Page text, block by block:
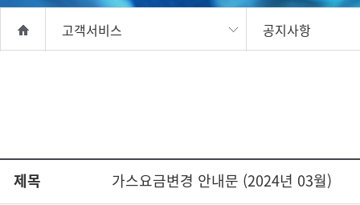
고객서비스 공지사항
제목 가스요금변경 안내문 (2024년 03월)